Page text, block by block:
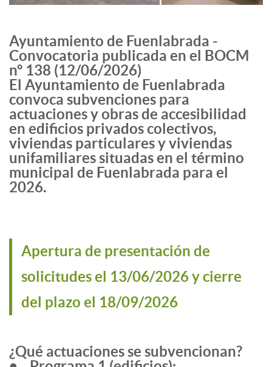
Ayuntamiento de Fuenlabrada -
Convocatoria publicada en el BOCM
nº 138 (12/06/2026)
El Ayuntamiento de Fuenlabrada
convoca subvenciones para
actuaciones y obras de accesibilidad
en edificios privados colectivos,
viviendas particulares y viviendas
unifamiliares situadas en el término
municipal de Fuenlabrada para el
2026.
Apertura de presentación de
solicitudes el 13/06/2026 y cierre
del plazo el 18/09/2026
¿Qué actuaciones se subvencionan?